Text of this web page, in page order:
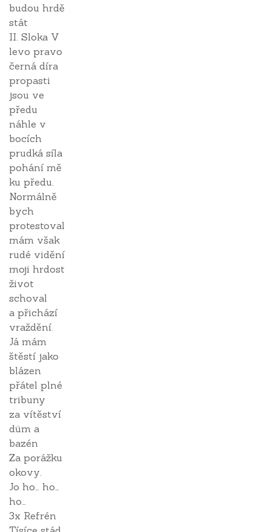
budou hrdě
stát
II. Sloka V
levo pravo
černá díra
propasti
jsou ve
předu
náhle v
bocích
prudká síla
pohání mě
ku předu.
Normálně
bych
protestoval
mám však
rudé vidění
moji hrdost
život
schoval
a přichází
vraždění.
Já mám
štěstí jako
blázen
přátel plné
tribuny
za vítěství
dům a
bazén
Za porážku
okovy.
Jo ho… ho…
ho…
3x Refrén